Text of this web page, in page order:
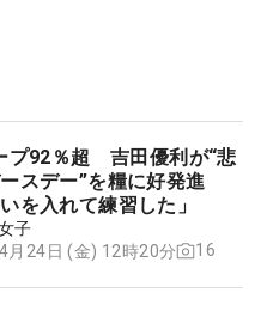
プ92％超 吉田優利が“悲
スデー”を糧に好発進
いを入れて練習した」
子
月24日 (金) 12時20分
16